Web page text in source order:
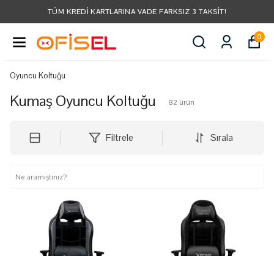
TÜM KREDI KARTLARINA VADE FARKSIZ 3 TAKSIT!
0
Oyuncu Koltuğu
Kumaş Oyuncu Koltuğu 82 ürün
Filtrele Sırala